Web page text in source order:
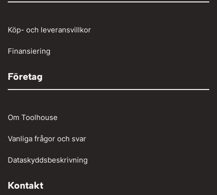
Vinschar
Köp- och leveransvillkor
Finansiering
Företag
Om Toolhouse
Vanliga frågor och svar
Dataskyddsbeskrivning
Kontakt